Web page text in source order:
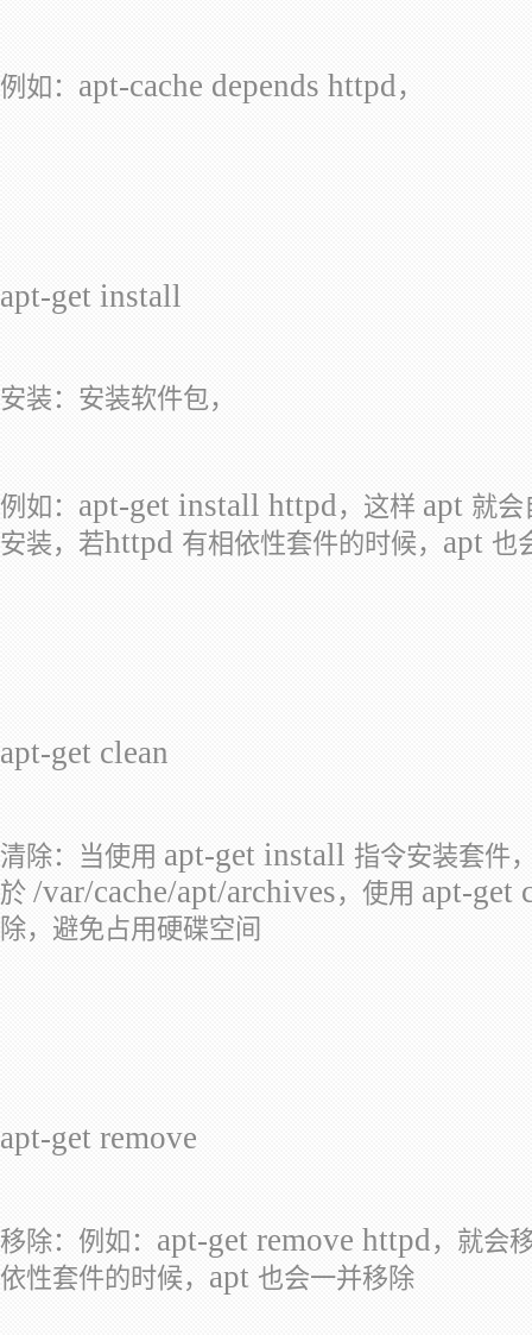
例如： apt-cache depends httpd，
apt-get install
安装：安装软件包，
例如： apt-get install httpd，这样 apt 就会
安装，若httpd 有相依性套件的时候， apt 也
apt-get clean
清除：当使用 apt-get install 指令安装套件
於 /var/cache/apt/archives，使用 apt-get
除，避免占用硬碟空间
apt-get remove
移除：例如： apt-get remove httpd，就会
依性套件的时候， apt 也会一并移除